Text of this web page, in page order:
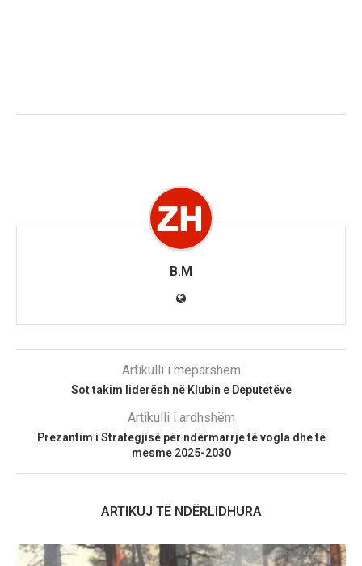
B.M
Artikulli i mëparshëm
Sot takim liderësh në Klubin e Deputetëve
Artikulli i ardhshëm
Prezantim i Strategjisë për ndërmarrje të vogla dhe të
mesme 2025-2030
ARTIKUJ TË NDËRLIDHURA